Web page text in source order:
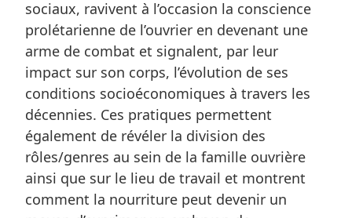
sociaux, ravivent à l’occasion la conscience
prolétarienne de l’ouvrier en devenant une
arme de combat et signalent, par leur
impact sur son corps, l’évolution de ses
conditions socioéconomiques à travers les
décennies. Ces pratiques permettent
également de révéler la division des
rôles/genres au sein de la famille ouvrière
ainsi que sur le lieu de travail et montrent
comment la nourriture peut devenir un